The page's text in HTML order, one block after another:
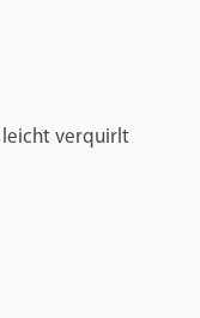
leicht verquirlt